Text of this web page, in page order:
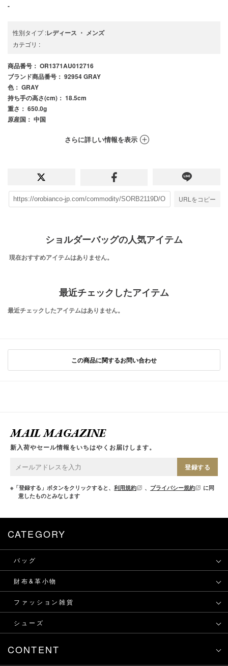
-
性別タイプ:レディース ・ メンズ
カテゴリ :
商品番号 ： OR1371AU012716
ブランド商品番号 ： 92954 GRAY
色： GRAY
持ち手の高さ(cm) ： 18.5cm
重さ ： 650.0g
原産国 ： 中国
さらに詳しい情報を表示
URLをコピー
ショルダーバッグの人気アイテム
現在おすすめアイテムはありません。
最近チェックしたアイテム
最近チェックしたアイテムはありません。
この商品に関するお問い合わせ
MAIL MAGAZINE
新入荷やセール情報をいちはやくお届けします。
登録する
※「登録する」ボタンをクリックすると、 利用規約 、 プライバシー規約
に同
意したものとみなします
CATEGORY
バッグ
財布&革小物
ファッション雑貨
シューズ
CONTENT